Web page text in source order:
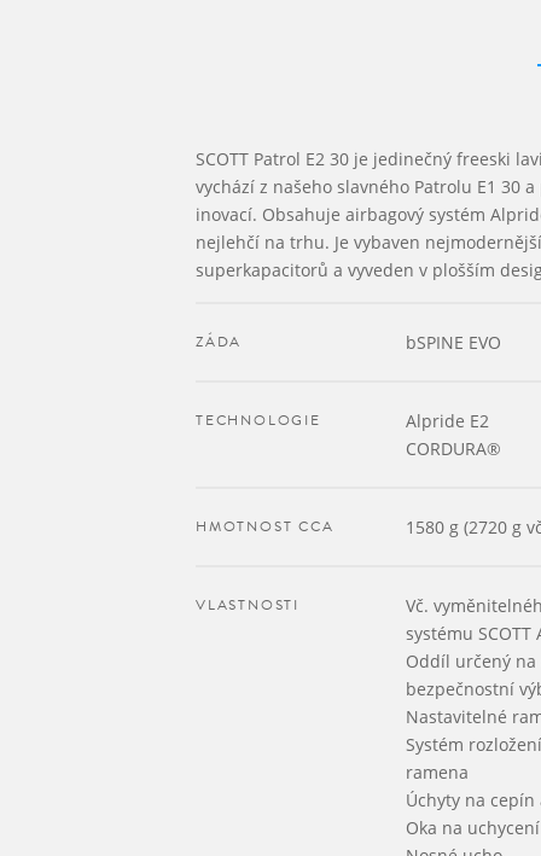
SCOTT Patrol E2 30 je jedinečný freeski
vychází z našeho slavného Patrolu E1 30
inovací. Obsahuje airbagový systém
nejlehčí na trhu. Je vybaven
superkapacitorů a vyveden v plošším
ZÁDA bSPINE EVO
TECHNOLOGIE
Alpride E2
CORDURA®
HMOTNOST CCA 1580 g (2720 g
VLASTNOSTI
Vč.
systému SCOTT
Oddíl určený na
bezpečnostní
Nastavitelné
Systém
ramena
Úchyty na
Oka na